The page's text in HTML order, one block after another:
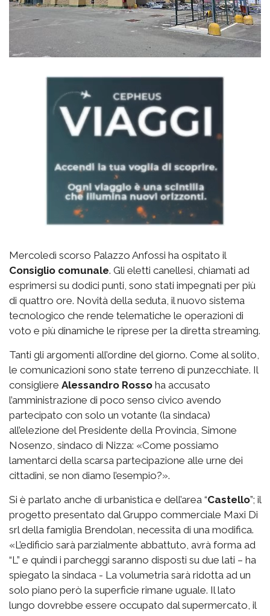
Mercoledì scorso Palazzo Anfossi ha ospitato il
Consiglio comunale. Gli eletti canellesi, chiamati ad
esprimersi su dodici punti, sono stati impegnati per più
di quattro ore. Novità della seduta, il nuovo sistema
tecnologico che rende telematiche le operazioni di
voto e più dinamiche le riprese per la diretta streaming.
Tanti gli argomenti all’ordine del giorno. Come al solito,
le comunicazioni sono state terreno di punzecchiate. Il
consigliere Alessandro Rosso ha accusato
l’amministrazione di poco senso civico avendo
partecipato con solo un votante (la sindaca)
all’elezione del Presidente della Provincia, Simone
Nosenzo, sindaco di Nizza: «Come possiamo
lamentarci della scarsa partecipazione alle urne dei
cittadini, se non diamo l’esempio?».
Si è parlato anche di urbanistica e dell’area “Castello”; il
progetto presentato dal Gruppo commerciale Maxi Di
srl della famiglia Brendolan, necessita di una modifica.
«L’edificio sarà parzialmente abbattuto, avrà forma ad
“L” e quindi i parcheggi saranno disposti su due lati – ha
spiegato la sindaca - La volumetria sarà ridotta ad un
solo piano però la superficie rimane uguale. Il lato
lungo dovrebbe essere occupato dal supermercato, il